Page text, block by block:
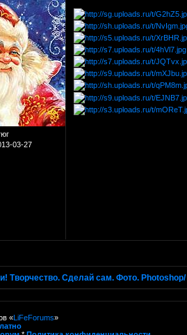
03-27
Творчество. Сделай сам. Фото. Photoshop/
«LiFeForums»